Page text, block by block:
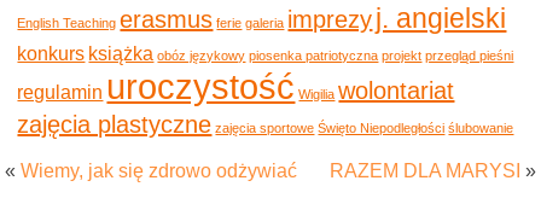
English Teaching erasmus ferie galeria imprezyj. angielski
konkurs książka obóz językowy piosenka patriotyczna projekt przegląd pieśni
regulamin uroczystość Wigilia wolontariat
zajęcia plastyczne zajęcia sportowe Święto Niepodległości ślubowanie
«Wiemy, jak się zdrowo odżywiać RAZEM DLA MARYSI »